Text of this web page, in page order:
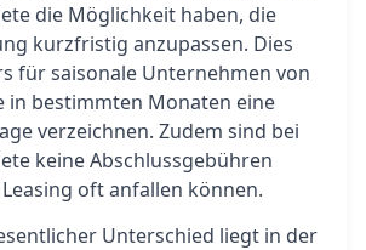
die Möglichkeit haben, die
kurzfristig anzupassen. Dies
für saisonale Unternehmen von
in bestimmten Monaten eine
verzeichnen. Zudem sind bei
keine Abschlussgebühren
oft anfallen können.
Unterschied liegt in der